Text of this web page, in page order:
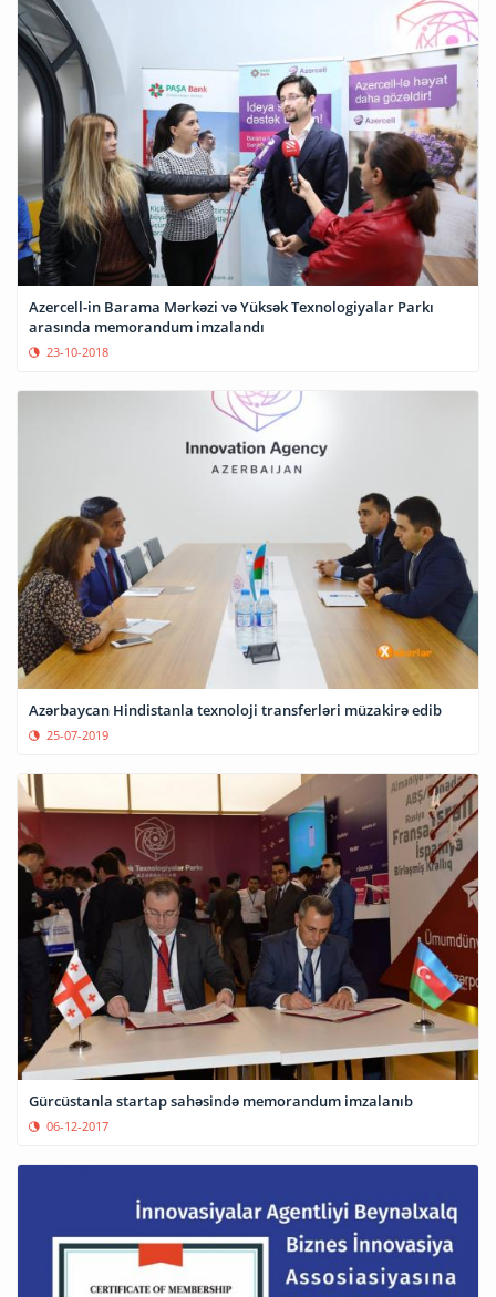
Azercell-in Barama Mərkəzi və Yüksək Texnologiyalar Parkı
arasında memorandum imzalandı
23-10-2018
Azərbaycan Hindistanla texnoloji transferləri müzakirə edib
25-07-2019
Gürcüstanla startap sahəsində memorandum imzalanıb
06-12-2017